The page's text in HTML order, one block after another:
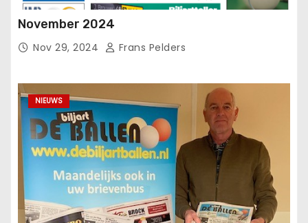
November 2024
Nov 29, 2024 Frans Pelders
NIEUWS